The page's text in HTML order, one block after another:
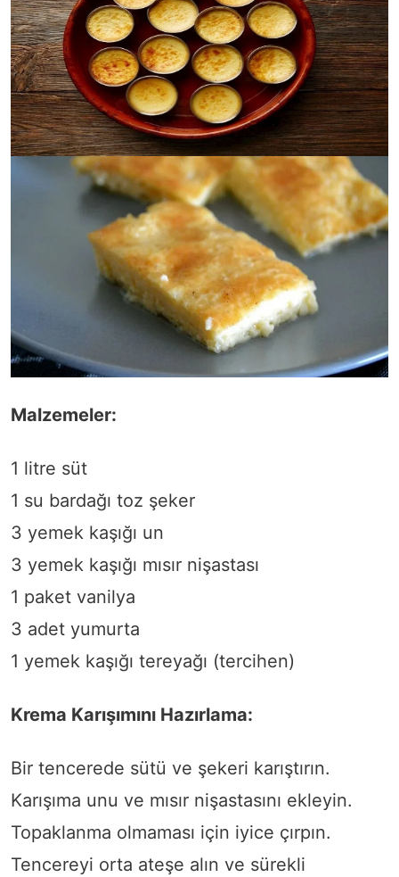
Malzemeler:
1 litre süt
1 su bardağı toz şeker
3 yemek kaşığı un
3 yemek kaşığı mısır nişastası
1 paket vanilya
3 adet yumurta
1 yemek kaşığı tereyağı (tercihen)
Krema Karışımını Hazırlama:
Bir tencerede sütü ve şekeri karıştırın.
Karışıma unu ve mısır nişastasını ekleyin.
Topaklanma olmaması için iyice çırpın.
Tencereyi orta ateşe alın ve sürekli